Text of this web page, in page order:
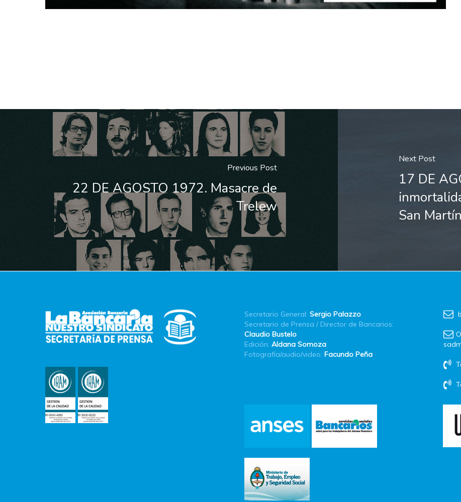
Previous Post
22 DE AGOSTO 1972. Masacre de
Trelew
Next Post
17 DE
San Martín
Secretario General: Sergio Palazzo
Secretario de Prensa / Director de Bancarios:
Claudio Bustelo
Edición: Aldana Somoza
Fotografía/audio/video: Facundo Peña